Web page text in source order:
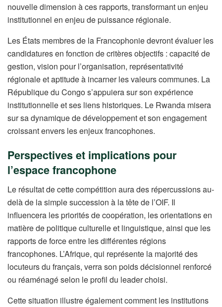
nouvelle dimension à ces rapports, transformant un enjeu
institutionnel en enjeu de puissance régionale.
Les États membres de la Francophonie devront évaluer les
candidatures en fonction de critères objectifs : capacité de
gestion, vision pour l’organisation, représentativité
régionale et aptitude à incarner les valeurs communes. La
République du Congo s’appuiera sur son expérience
institutionnelle et ses liens historiques. Le Rwanda misera
sur sa dynamique de développement et son engagement
croissant envers les enjeux francophones.
Perspectives et implications pour
l’espace francophone
Le résultat de cette compétition aura des répercussions au-
delà de la simple succession à la tête de l’OIF. Il
influencera les priorités de coopération, les orientations en
matière de politique culturelle et linguistique, ainsi que les
rapports de force entre les différentes régions
francophones. L’Afrique, qui représente la majorité des
locuteurs du français, verra son poids décisionnel renforcé
ou réaménagé selon le profil du leader choisi.
Cette situation illustre également comment les institutions